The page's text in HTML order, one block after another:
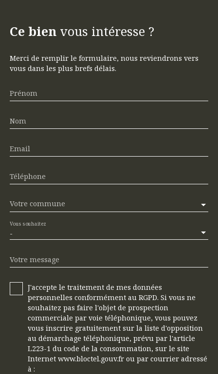
Ce bien vous intéresse ?
Merci de remplir le formulaire, nous reviendrons vers
vous dans les plus brefs délais.
Prénom
Nom
Email
Téléphone
Votre commune
-
Vous souhaitez
Votre message
J'accepte le traitement de mes données
personnelles conformément au RGPD. Si vous ne
souhaitez pas faire l'objet de prospection
commerciale par voie téléphonique, vous pouvez
vous inscrire gratuitement sur la liste d'opposition
au démarchage téléphonique, prévu par l'article
L223-1 du code de la consommation, sur le site
Internet www.bloctel.gouv.fr ou par courrier adressé
à :